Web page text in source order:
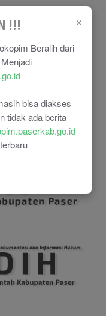
×
!!!
Beralih dari
bisa diakses
tidak ada berita